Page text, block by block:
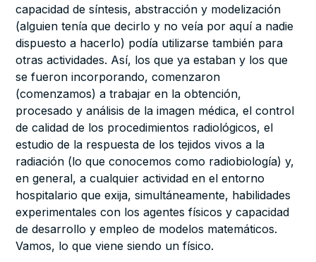
capacidad de síntesis, abstracción y modelización
(alguien tenía que decirlo y no veía por aquí a nadie
dispuesto a hacerlo) podía utilizarse también para
otras actividades. Así, los que ya estaban y los que
se fueron incorporando, comenzaron
(comenzamos) a trabajar en la obtención,
procesado y análisis de la imagen médica, el control
de calidad de los procedimientos radiológicos, el
estudio de la respuesta de los tejidos vivos a la
radiación (lo que conocemos como radiobiología) y,
en general, a cualquier actividad en el entorno
hospitalario que exija, simultáneamente, habilidades
experimentales con los agentes físicos y capacidad
de desarrollo y empleo de modelos matemáticos.
Vamos, lo que viene siendo un físico.